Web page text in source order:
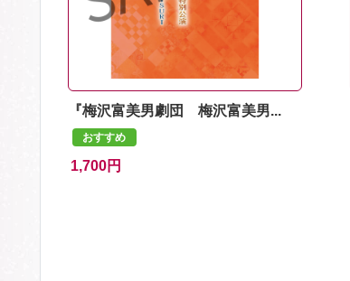
『梅沢富美男劇団 梅沢富美男...
おすすめ
1,700円